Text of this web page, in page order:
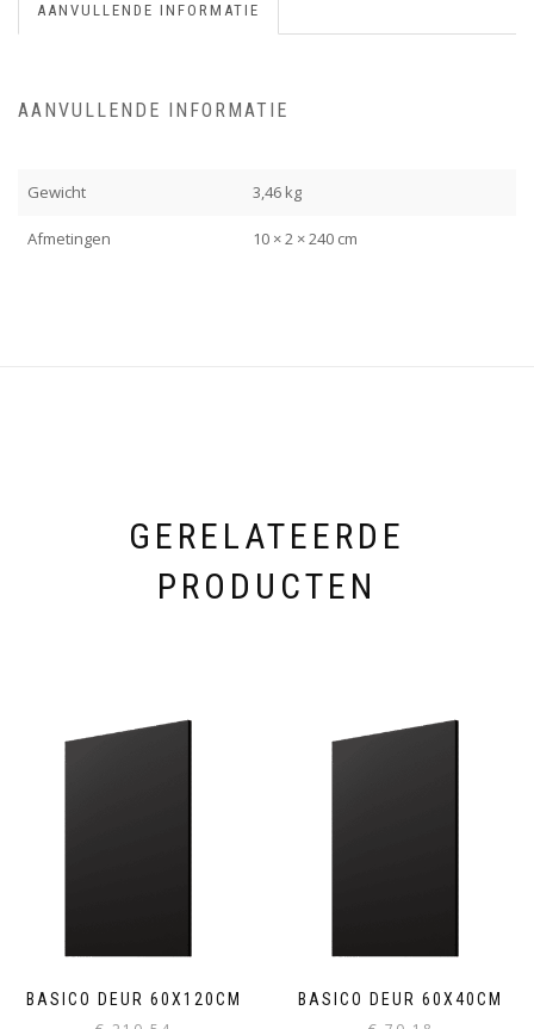
AANVULLENDE INFORMATIE
AANVULLENDE INFORMATIE
Gewicht 3,46 kg
Afmetingen 10 × 2 × 240 cm
GERELATEERDE
PRODUCTEN
BASICO DEUR 60X120CM BASICO DEUR 60X40CM